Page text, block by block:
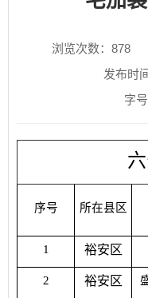
浏览次数： 878
发布时
字号
序号 所在县区
1 裕安区
2 裕安区